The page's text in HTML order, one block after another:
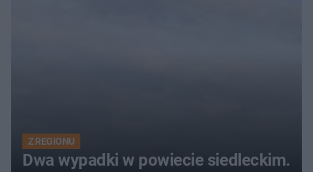
Z REGIONU
Dwa wypadki w powiecie siedleckim.